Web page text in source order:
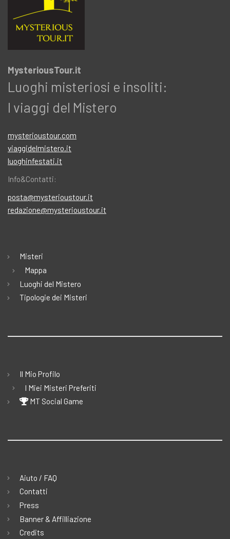
MysteriousTour.it
Luoghi misteriosi e insoliti:
I viaggi del Mistero
mysterioustour.com
viaggidelmistero.it
luoghinfestati.it
Info&Contatti:
posta@mysterioustour.it
redazione@mysterioustour.it
Misteri
Mappa
Luoghi del Mistero
Tipologie dei Misteri
Il Mio Profilo
I Miei Misteri Preferiti
MT Social Game
Aiuto / FAQ
Contatti
Press
Banner & Affilliazione
Credits